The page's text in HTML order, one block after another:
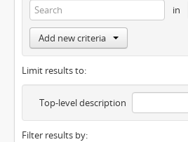
in
Add new criteria
Limit results to:
Top-level description
Filter results by: